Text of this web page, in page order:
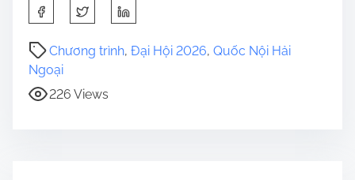
h
a
r
t
Chương trình, Đại Hội 2026, Quốc Nội Hải
Ngoại
226 Views